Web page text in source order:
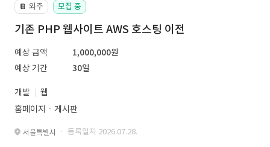
📔 외주 모집 중
기존 PHP 웹사이트 AWS 호스팅 이전
예상 금액
1,000,000원
예상 기간
30일
개발
웹
홈페이지ㆍ게시판
서울특별시 · 등록일자 2026.07.28.